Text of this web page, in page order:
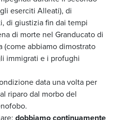
eserciti Alleati), di
di giustizia fin dai tempi
di morte nel Granducato di
(come abbiamo dimostrato
immigrati e i profughi
data una volta per
riparo dal morbo del